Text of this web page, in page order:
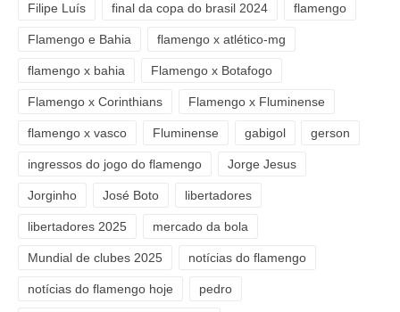
Filipe Luís final da copa do brasil 2024 flamengo
Flamengo e Bahia flamengo x atlético-mg
flamengo x bahia Flamengo x Botafogo
Flamengo x Corinthians Flamengo x Fluminense
flamengo x vasco Fluminense gabigol gerson
ingressos do jogo do flamengo Jorge Jesus
Jorginho José Boto libertadores
libertadores 2025 mercado da bola
Mundial de clubes 2025 notícias do flamengo
notícias do flamengo hoje pedro